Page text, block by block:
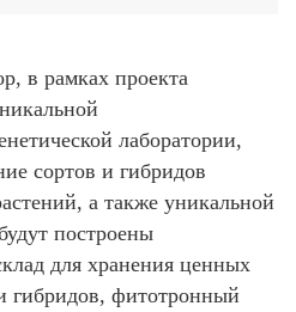
в рамках проекта
лаборатории,
сортов и гибридов
а также уникальной
построены
для хранения ценных
гибридов, фитотронный